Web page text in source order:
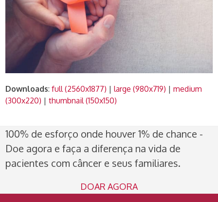
Downloads:full (2560x1877) |large (980x719) |medium
(300x220) |thumbnail (150x150)
100% de esforço onde houver 1% de chance -
Doe agora e faça a diferença na vida de
pacientes com câncer e seus familiares.
DOAR AGORA